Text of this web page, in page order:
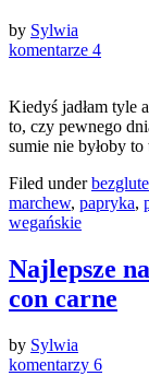
by Sylwia
komentarze 4
Kiedyś jadłam tyle
to, czy pewnego
sumie nie byłoby
Filed under
marchew, papryka,
wegańskie
Najlepsze
con carne
by Sylwia
komentarzy 6